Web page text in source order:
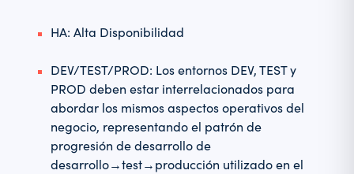
HA: Alta Disponibilidad
DEV/TEST/PROD: Los entornos DEV, TEST y
PROD deben estar interrelacionados para
abordar los mismos aspectos operativos del
negocio, representando el patrón de
progresión de desarrollo de
desarrollo→test→producción utilizado en el